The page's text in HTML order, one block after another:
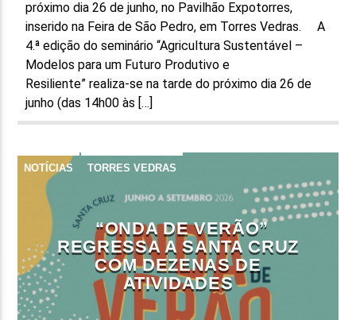
próximo dia 26 de junho, no Pavilhão Expotorres,
inserido na Feira de São Pedro, em Torres Vedras. A
4.ª edição do seminário “Agricultura Sustentável –
Modelos para um Futuro Produtivo e
Resiliente” realiza-se na tarde do próximo dia 26 de
junho (das 14h00 às […]
NOTÍCIAS TORRES VEDRAS
“ONDA DE VERÃO”
REGRESSA A SANTA CRUZ
COM DEZENAS DE
ATIVIDADES